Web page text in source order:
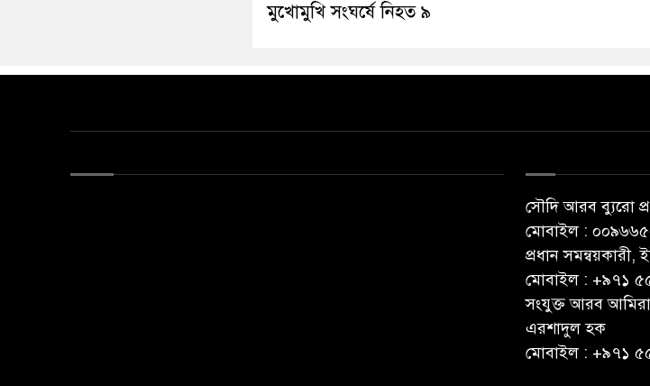
মুখোমুখি সংঘর্ষে নিহত ৯
সৌদি আরব ব্যুরো
মোবাইল :
প্রধান
মোবাইল : ‪+৯৭১
সংযুক্ত আরব
এরশাদুল হক
মোবাইল : +৯৭১